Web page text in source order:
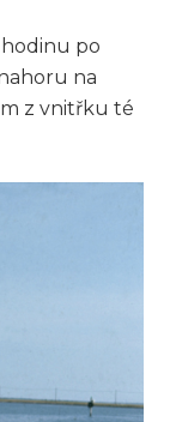
po
na
z vnitřku té